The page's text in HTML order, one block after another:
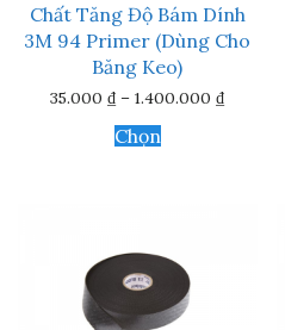
Chất Tăng Độ Bám Dính
3M 94 Primer (Dùng Cho
Băng Keo)
35.000₫ – 1.400.000₫Khoảng
ChọnSản
phẩm
thể.
Các
tùy
chọn